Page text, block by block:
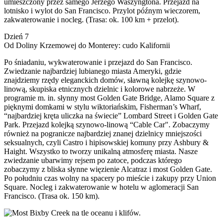
umieszczony przez samego Jerzego Waszyngtona. Przejazd na
lotnisko i wylot do San Francisco. Przylot późnym wieczorem,
zakwaterowanie i nocleg. (Trasa: ok. 100 km + przelot).
Dzień 7
Od Doliny Krzemowej do Monterey: cudo Kalifornii
Po śniadaniu, wykwaterowanie i przejazd do San Francisco.
Zwiedzanie najbardziej lubianego miasta Ameryki, gdzie
znajdziemy rzędy eleganckich domów, sławną kolejkę szynowo-
linową, skupiska etnicznych dzielnic i kolorowe nabrzeże. W
programie m. in. słynny most Golden Gate Bridge, Alamo Square z
pięknymi domkami w stylu wiktoriańskim, Fisherman’s Wharf,
“najbardziej kręta uliczka na świecie” Lombard Street i Golden Gate
Park. Przejazd kolejką szynowo-linową “Cable Car". Zobaczymy
również na pogranicze najbardziej znanej dzielnicy mniejszości
seksualnych, czyli Castro i hipisowskiej komuny przy Ashbury &
Haight. Wszystko to tworzy unikalną atmosferę miasta. Nasze
zwiedzanie ubarwimy rejsem po zatoce, podczas którego
zobaczymy z bliska słynne więzienie Alcatraz i most Golden Gate.
Po południu czas wolny na spacery po mieście i zakupy przy Union
Square. Nocleg i zakwaterowanie w hotelu w aglomeracji San
Francisco. (Trasa ok. 150 km).